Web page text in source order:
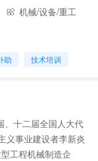
机械/设备/重工
助 技术培训
、十二届全国人大代
义事业建设者李新炎
工程机械制造企